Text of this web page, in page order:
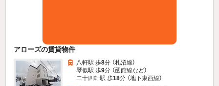
アローズの賃貸物件
八軒駅 歩8分 （札沼線）
琴似駅 歩9分 （函館線など）
二十四軒駅 歩18分 （地下東西線）